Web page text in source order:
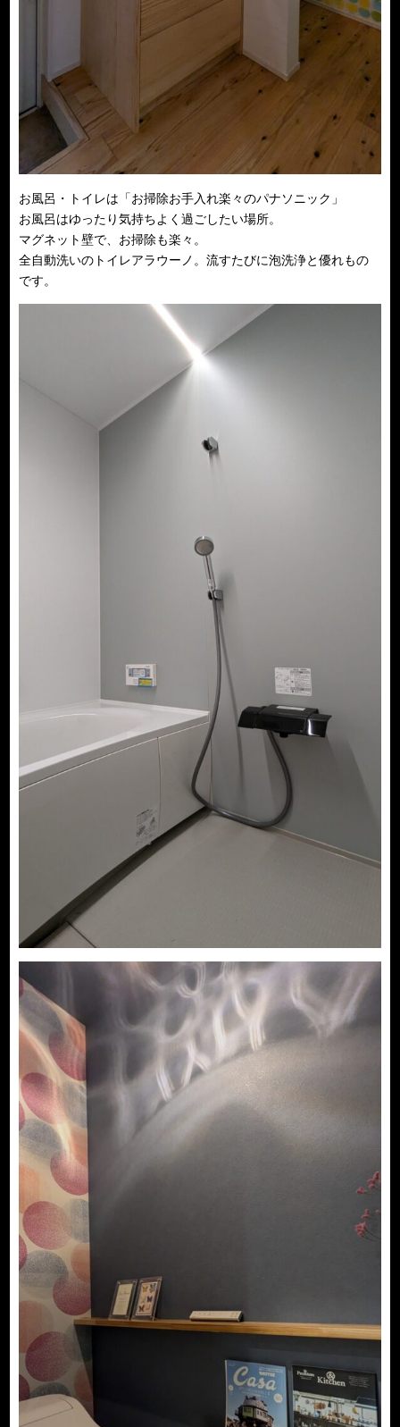
お風呂・トイレは「お掃除お手入れ楽々のパナソニック」
お風呂はゆったり気持ちよく過ごしたい場所。
マグネット壁で、お掃除も楽々。
全自動洗いのトイレアラウーノ。流すたびに泡洗浄と優れもの
です。